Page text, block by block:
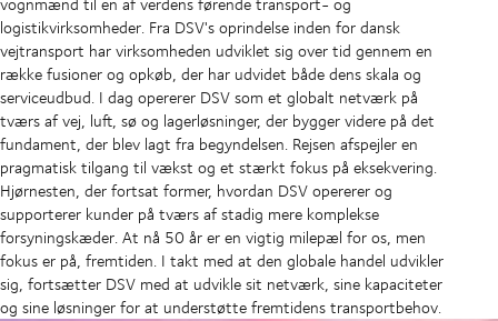
logistikvirksomheder. Fra DSV's oprindelse inden for dansk
vejtransport har virksomheden udviklet sig over tid gennem en
række fusioner og opkøb, der har udvidet både dens skala og
serviceudbud. I dag opererer DSV som et globalt netværk på
tværs af vej, luft, sø og lagerløsninger, der bygger videre på det
fundament, der blev lagt fra begyndelsen. Rejsen afspejler en
pragmatisk tilgang til vækst og et stærkt fokus på eksekvering.
Hjørnesten, der fortsat former, hvordan DSV opererer og
supporterer kunder på tværs af stadig mere komplekse
forsyningskæder. At nå 50 år er en vigtig milepæl for os, men
fokus er på, fremtiden. I takt med at den globale handel udvikler
sig, fortsætter DSV med at udvikle sit netværk, sine kapaciteter
og sine løsninger for at understøtte fremtidens transportbehov.